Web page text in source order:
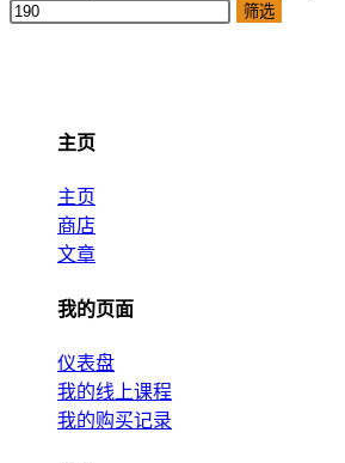
筛选
主页
主页
商店
文章
我的页面
仪表盘
我的线上课程
我的购买记录